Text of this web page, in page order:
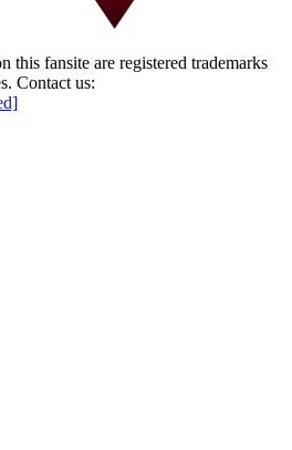
this fansite are registered trademarks
Contact us: